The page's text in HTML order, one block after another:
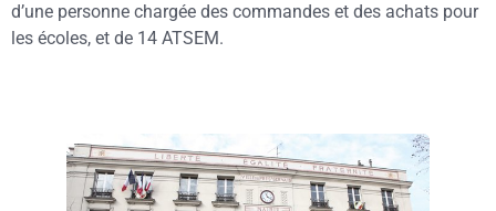
d’une personne chargée des commandes et des achats pour
les écoles, et de 14 ATSEM.